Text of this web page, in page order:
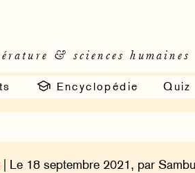
& sciences humaines
Encyclopédie Quiz
| Le 18 septembre 2021, par